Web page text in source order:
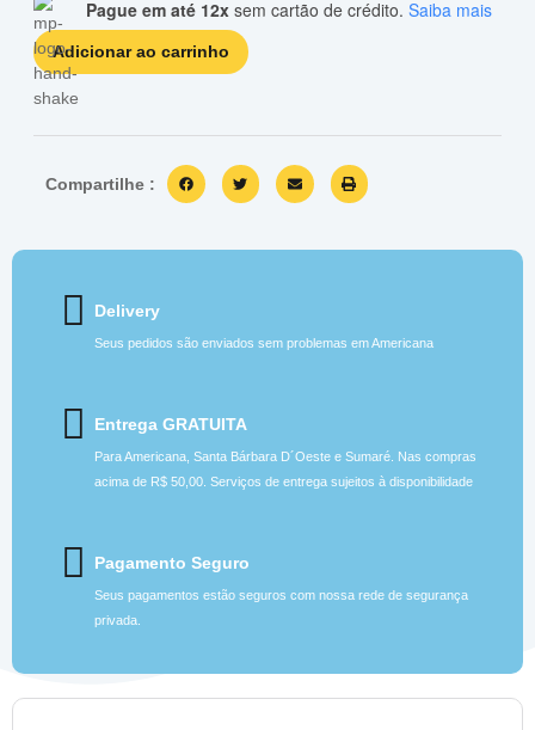
Pague em até 12x sem cartão de crédito. Saiba mais
Adicionar ao carrinho
Compartilhe :
Delivery
Seus pedidos são enviados sem problemas em Americana
Entrega GRATUITA
Para Americana, Santa Bárbara D´Oeste e Sumaré. Nas compras
acima de R$ 50,00. Serviços de entrega sujeitos à disponibilidade
Pagamento Seguro
Seus pagamentos estão seguros com nossa rede de segurança
privada.